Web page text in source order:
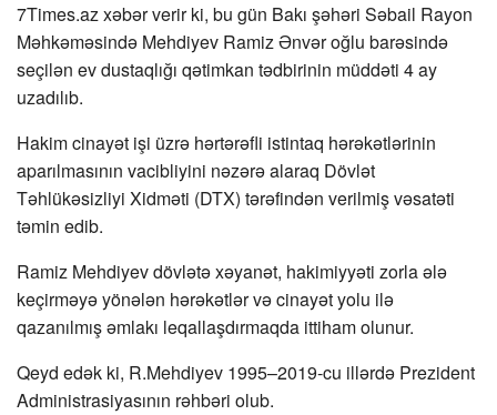
7Times.az xəbər verir ki, bu gün Bakı şəhəri Səbail Rayon
Məhkəməsində Mehdiyev Ramiz Ənvər oğlu barəsində
seçilən ev dustaqlığı qətimkan tədbirinin müddəti 4 ay
uzadılıb.
Hakim cinayət işi üzrə hərtərəfli istintaq hərəkətlərinin
aparılmasının vacibliyini nəzərə alaraq Dövlət
Təhlükəsizliyi Xidməti (DTX) tərəfindən verilmiş vəsatəti
təmin edib.
Ramiz Mehdiyev dövlətə xəyanət, hakimiyyəti zorla ələ
keçirməyə yönələn hərəkətlər və cinayət yolu ilə
qazanılmış əmlakı leqallaşdırmaqda ittiham olunur.
Qeyd edək ki, R.Mehdiyev 1995–2019-cu illərdə Prezident
Administrasiyasının rəhbəri olub.